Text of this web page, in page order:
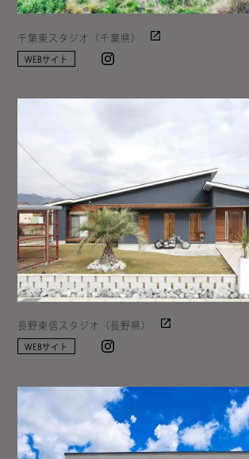
千葉東スタジオ（千葉県）
WEBサイト
長野東信スタジオ（長野県）
WEBサイト